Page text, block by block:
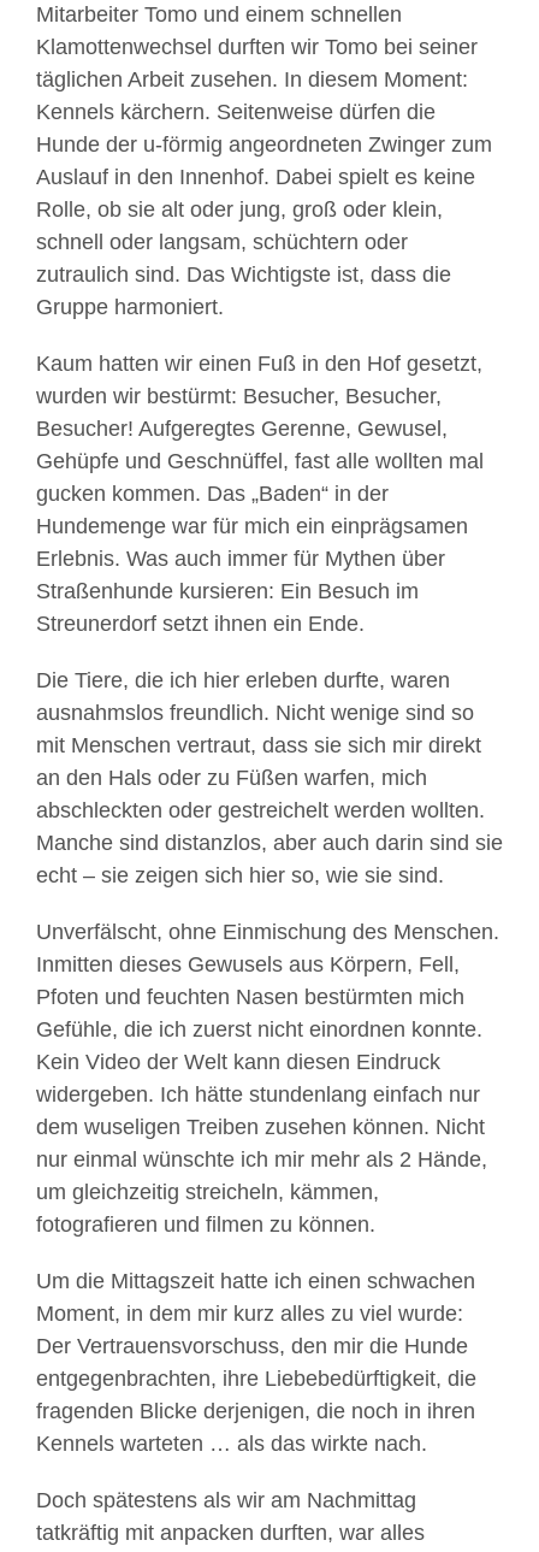
Mitarbeiter Tomo und einem schnellen
Klamottenwechsel durften wir Tomo bei seiner
täglichen Arbeit zusehen. In diesem Moment:
Kennels kärchern. Seitenweise dürfen die
Hunde der u-förmig angeordneten Zwinger zum
Auslauf in den Innenhof. Dabei spielt es keine
Rolle, ob sie alt oder jung, groß oder klein,
schnell oder langsam, schüchtern oder
zutraulich sind. Das Wichtigste ist, dass die
Gruppe harmoniert.
Kaum hatten wir einen Fuß in den Hof gesetzt,
wurden wir bestürmt: Besucher, Besucher,
Besucher! Aufgeregtes Gerenne, Gewusel,
Gehüpfe und Geschnüffel, fast alle wollten mal
gucken kommen. Das „Baden“ in der
Hundemenge war für mich ein einprägsamen
Erlebnis. Was auch immer für Mythen über
Straßenhunde kursieren: Ein Besuch im
Streunerdorf setzt ihnen ein Ende.
Die Tiere, die ich hier erleben durfte, waren
ausnahmslos freundlich. Nicht wenige sind so
mit Menschen vertraut, dass sie sich mir direkt
an den Hals oder zu Füßen warfen, mich
abschleckten oder gestreichelt werden wollten.
Manche sind distanzlos, aber auch darin sind sie
echt – sie zeigen sich hier so, wie sie sind.
Unverfälscht, ohne Einmischung des Menschen.
Inmitten dieses Gewusels aus Körpern, Fell,
Pfoten und feuchten Nasen bestürmten mich
Gefühle, die ich zuerst nicht einordnen konnte.
Kein Video der Welt kann diesen Eindruck
widergeben. Ich hätte stundenlang einfach nur
dem wuseligen Treiben zusehen können. Nicht
nur einmal wünschte ich mir mehr als 2 Hände,
um gleichzeitig streicheln, kämmen,
fotografieren und filmen zu können.
Um die Mittagszeit hatte ich einen schwachen
Moment, in dem mir kurz alles zu viel wurde:
Der Vertrauensvorschuss, den mir die Hunde
entgegenbrachten, ihre Liebebedürftigkeit, die
fragenden Blicke derjenigen, die noch in ihren
Kennels warteten … als das wirkte nach.
Doch spätestens als wir am Nachmittag
tatkräftig mit anpacken durften, war alles